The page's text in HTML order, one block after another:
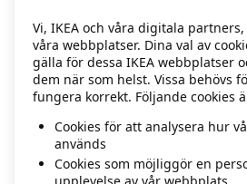
information)
Vi, IKEA och våra digitala
våra webbplatser. Dina val av
gälla för dessa IKEA webbplatser
dem när som helst. Vissa behövs
fungera korrekt. Följande cookies
Cookies för att analysera hur
används
Cookies som möjliggör en